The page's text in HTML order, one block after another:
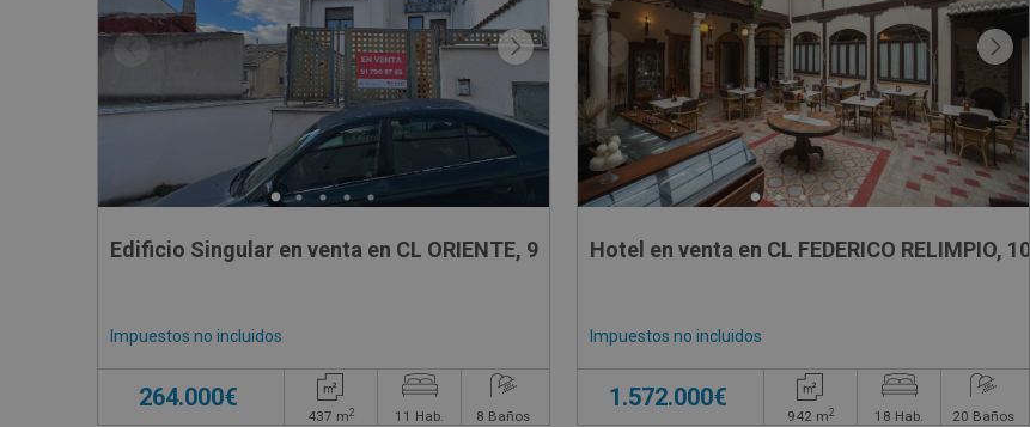
Edificio Singular en venta en CL ORIENTE, 9
Impuestos no incluidos
264.000€
437 m2 11 Hab. 8 Baños
Hotel en venta en CL FEDERICO RELIMPIO, 10
Impuestos no incluidos
1.572.000€
942 m2 18 Hab. 20 Baños